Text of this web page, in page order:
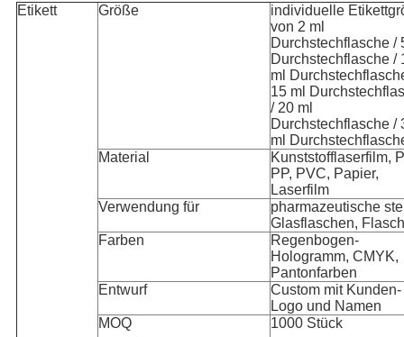
Etikett Größe
individuelle
von 2 ml
Durchstechflasche /
Durchstechflasche /
ml
15 ml
/ 20 ml
Durchstechflasche /
ml
Material
Kunststofflaserfilm,
PP, PVC, Papier,
Laserfilm
Verwendung für
pharmazeutische
Glasflaschen,
Farben
Regenbogen-
Hologramm, CMYK,
Pantonfarben
Entwurf
Custom mit Kunden-
Logo und Namen
MOQ
1000 Stück